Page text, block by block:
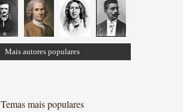
Mais autores populares
Temas mais populares